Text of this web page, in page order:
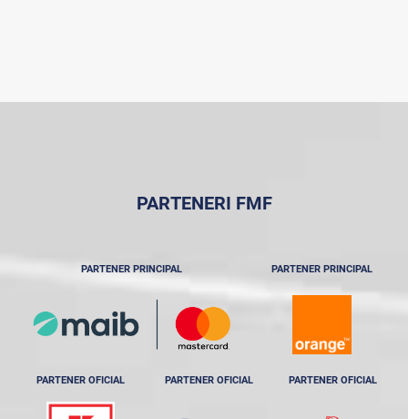
PARTENERI FMF
PARTENER PRINCIPAL PARTENER PRINCIPAL
PARTENER OFICIAL PARTENER OFICIAL PARTENER OFICIAL